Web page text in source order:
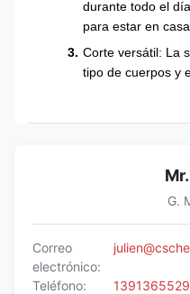
durante todo el
para estar en casa.
Corte versátil: La
tipo de cuerpos y
G.
Correo
electrónico:
Teléfono: